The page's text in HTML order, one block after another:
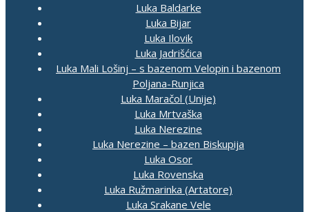
Luka Baldarke
Luka Bijar
Luka Ilovik
Luka Jadrišćica
Luka Mali Lošinj – s bazenom Velopin i bazenom
Poljana-Runjica
Luka Maračol (Unije)
Luka Mrtvaška
Luka Nerezine
Luka Nerezine – bazen Biskupija
Luka Osor
Luka Rovenska
Luka Ružmarinka (Artatore)
Luka Srakane Vele